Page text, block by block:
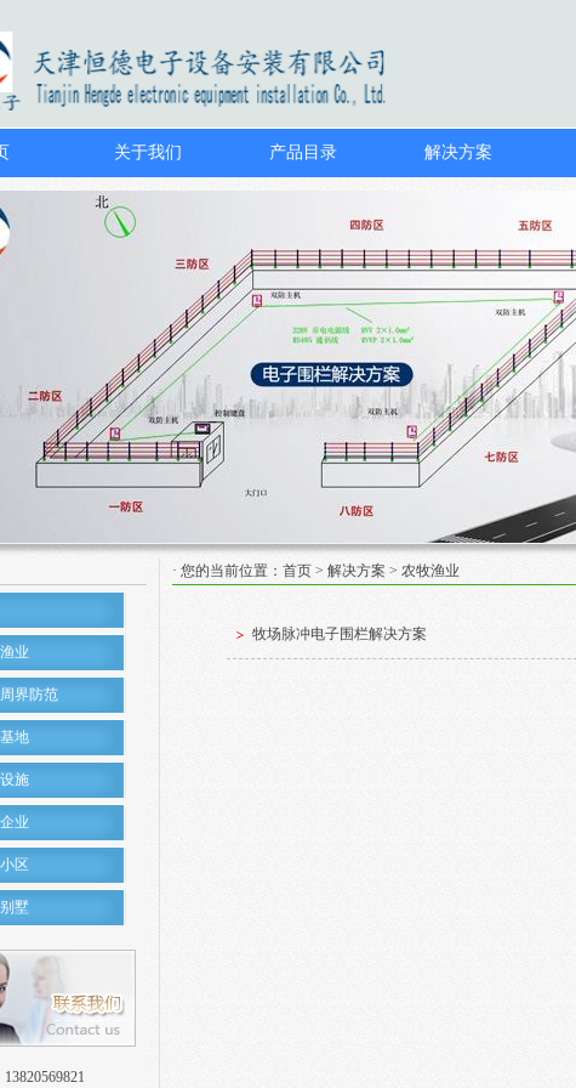
关于我们 产品目录 解决方案
1 2 3
业
界防范
地
施
业
区
墅
13820569821
· 您的当前位置： 首页 > 解决方案 > 农牧渔业
牧场脉冲电子围栏解决方案